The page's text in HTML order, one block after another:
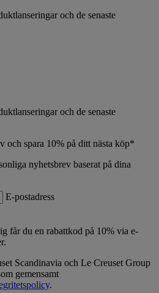
och de senaste
och de senaste
och spara 10% på ditt nästa köp*
nyhetsbrev baserat på dina
E-postadress
får du en rabattkod på 10% via e-
Scandinavia och Le Creuset Group
gemensamt
.